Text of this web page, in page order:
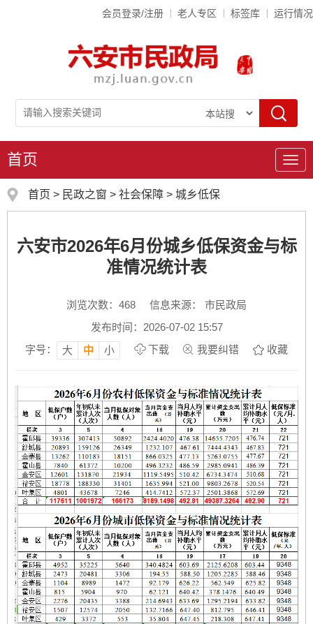
会员登录/注册 老人专区 标签库 运行情况
导
航
首页
首页 > 民政之窗 > 社会保障 > 城乡低保
六安市2026年6月份城乡低保资金与标
准情况统计表
浏览次数： 468
信息来源： 市民政局
发布时间：2026-07-02 15:57
字号：
大 中 小 下载 我要纠错 收藏